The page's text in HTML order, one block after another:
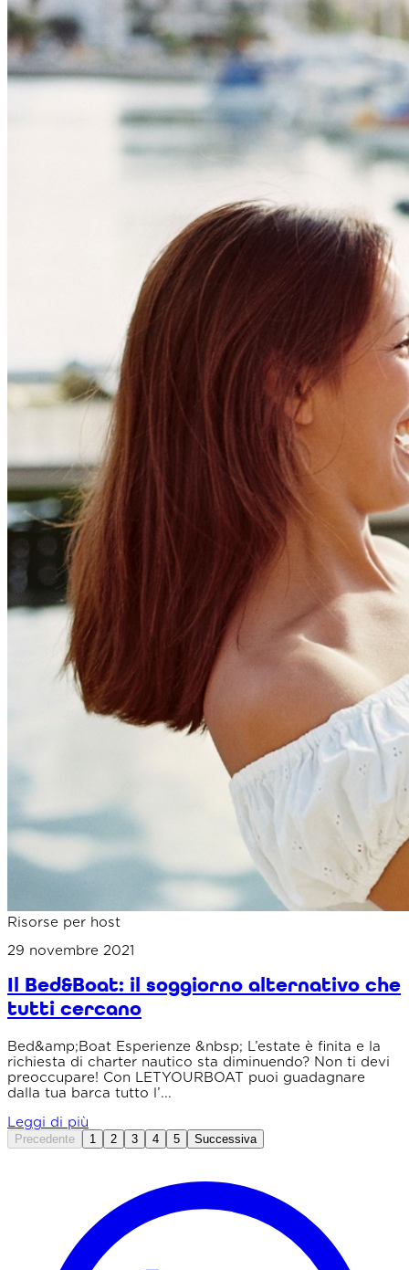
Risorse per host
29 novembre 2021
Il Bed&Boat: il soggiorno alternativo che
tutti cercano
Bed&amp;Boat Esperienze &nbsp; L’estate è finita e la
richiesta di charter nautico sta diminuendo? Non ti devi
preoccupare! Con LETYOURBOAT puoi guadagnare
dalla tua barca tutto l’...
Leggi di più
Precedente 1 2 3 4 5 Successiva